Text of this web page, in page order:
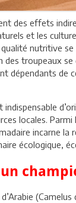
des effets
et les
nutritive
des troupeaux
dépendants de
locales.
incarne la
écologique,